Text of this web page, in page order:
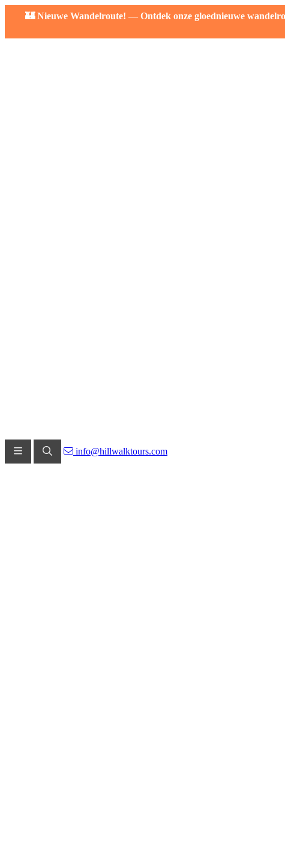
🏰 Nieuwe Wandelroute! — Ontdek onze gloednieuwe
info@hillwalktours.com